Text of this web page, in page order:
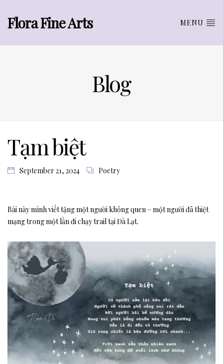
Flora Fine Arts MENU
Blog
Tạm biệt
September 21, 2024 Poetry
Bài này mình viết tặng một người không quen – một người đã thiệt
mạng trong một lần đi chạy trail tại Đà Lạt.